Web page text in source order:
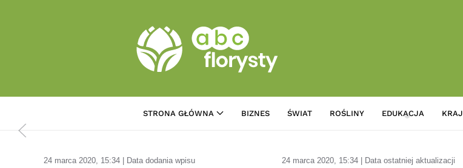
STRONA GŁÓWNA BIZNES ŚWIAT ROŚLINY EDUKACJA KRAJ
24 marca 2020, 15:34 | Data dodania wpisu 24 marca 2020, 15:34 | Data ostatniej aktualizacji